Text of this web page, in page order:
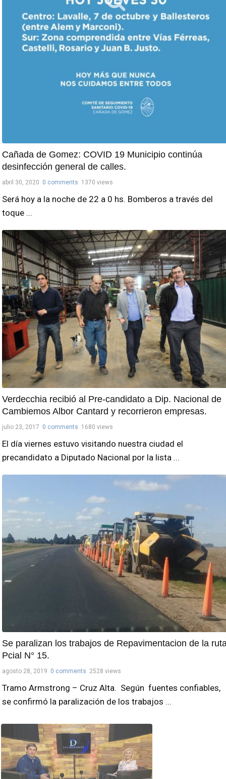
Cañada de Gomez: COVID 19 Municipio continúa
desinfección general de calles.
abril 30, 2020 0 comments 1370 views
Será hoy a la noche de 22 a 0 hs. Bomberos a través del
toque ...
Verdecchia recibió al Pre-candidato a Dip. Nacional de
Cambiemos Albor Cantard y recorrieron empresas.
julio 23, 2017 0 comments 1680 views
El día viernes estuvo visitando nuestra ciudad el
precandidato a Diputado Nacional por la lista ...
Se paralizan los trabajos de Repavimentacion de la
Pcial N° 15.
agosto 28, 2019 0 comments 2528 views
Tramo Armstrong – Cruz Alta. Según fuentes confiables,
se confirmó la paralización de los trabajos ...